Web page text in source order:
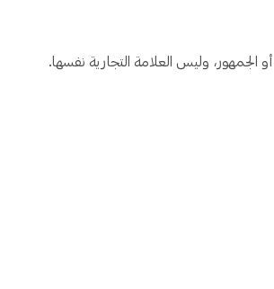
الجمهور، وليس العلامة التجارية نفسها.